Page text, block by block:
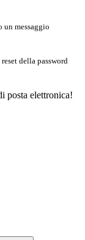
un messaggio
della password
posta elettronica!